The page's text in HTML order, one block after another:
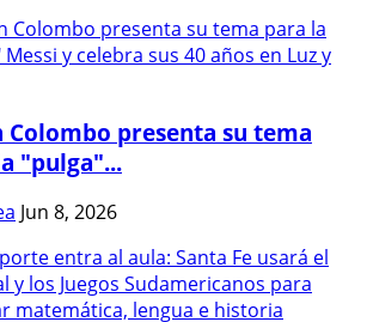
Colombo presenta su tema
"pulga"...
Jun 8, 2026